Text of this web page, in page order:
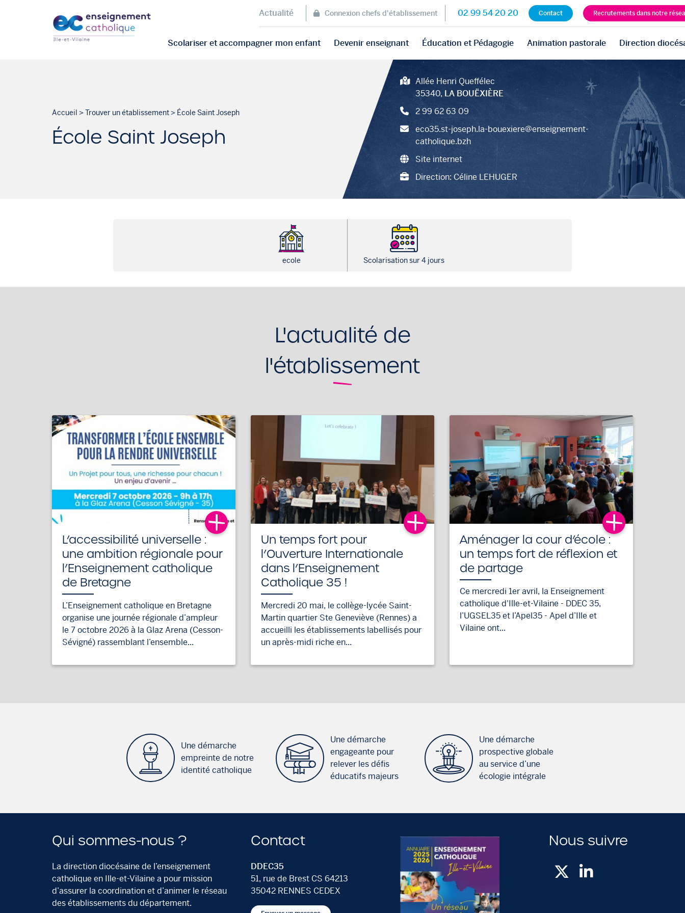
Actualité Connexion chefs d'établissement 02 99 54 20 20 Contact Recrutements dans notre
Scolariser et accompagner mon enfant Devenir enseignant Éducation et Pédagogie Animation pastorale Direction
Accueil >Trouver un établissement> École Saint Joseph
École Saint Joseph
Allée Henri Queffélec
35340,LA BOUËXIÈRE
2 99 62 63 09
eco35.st-joseph.la-bouexiere@enseignement-
catholique.bzh
Site internet
Direction: Céline LEHUGER
ecole Scolarisation sur 4 jours
L'actualité de
l'établissement
L’accessibilité universelle :
une ambition régionale pour
l’Enseignement catholique
de Bretagne
L’Enseignement catholique en Bretagne
organise une journée régionale d’ampleur
le 7 octobre 2026 à la Glaz Arena (Cesson-
Sévigné) rassemblant l’ensemble...
Un temps fort pour
l’Ouverture Internationale
dans l’Enseignement
Catholique 35 !
Mercredi 20 mai, le collège-lycée Saint-
Martin quartier Ste Geneviève (Rennes) a
accueilli les établissements labellisés pour
un après-midi riche en...
Aménager la cour d’école :
un temps fort de réflexion et
de partage
Ce mercredi 1er avril, la Enseignement
catholique d'Ille-et-Vilaine - DDEC 35,
l’UGSEL35 et l’Apel35 - Apel d’Ille et
Vilaine ont...
Une démarche
empreinte de notre
identité catholique
Une démarche
engageante pour
relever les défis
éducatifs majeurs
Une démarche
prospective globale
au service d’une
écologie intégrale
Qui sommes-nous ?
La direction diocésaine de l’enseignement
catholique en Ille-et-Vilaine a pour mission
d’assurer la coordination et d’animer le réseau
des établissements du département.
Contact
DDEC35
51, rue de Brest CS 64213
35042 RENNES CEDEX
Nous suivre